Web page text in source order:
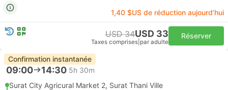
1,40 $US de réduction aujourd’hui
USD 34USD 33
Taxes comprises par adulte
Réserver
Confirmation instantanée
09:00 14:30 5h 30m
Surat City Agricural Market 2, Surat Thani Ville